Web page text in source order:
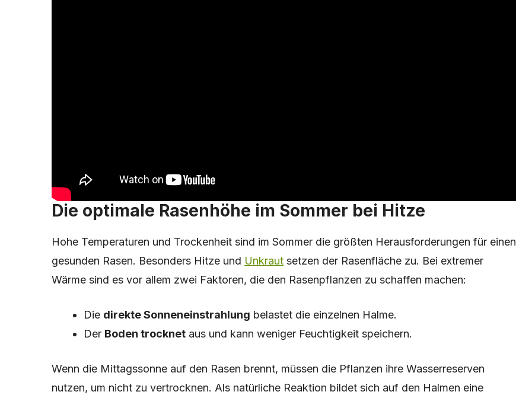
Die optimale Rasenhöhe im Sommer bei Hitze
Hohe Temperaturen und Trockenheit sind im Sommer die größten Herausforderungen für einen
gesunden Rasen. Besonders Hitze und Unkraut setzen der Rasenfläche zu. Bei extremer
Wärme sind es vor allem zwei Faktoren, die den Rasenpflanzen zu schaffen machen:
Die direkte Sonneneinstrahlung belastet die einzelnen Halme.
Der Boden trocknet aus und kann weniger Feuchtigkeit speichern.
Wenn die Mittagssonne auf den Rasen brennt, müssen die Pflanzen ihre Wasserreserven
nutzen, um nicht zu vertrocknen. Als natürliche Reaktion bildet sich auf den Halmen eine